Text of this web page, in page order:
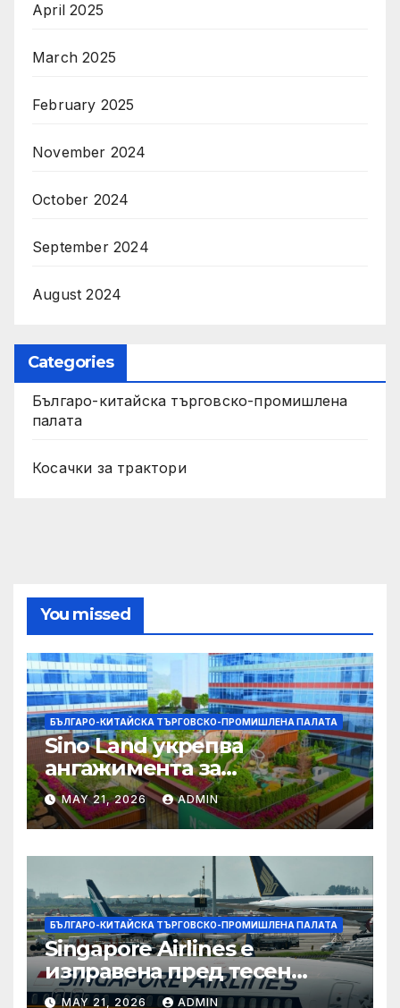
April 2025
March 2025
February 2025
November 2024
October 2024
September 2024
August 2024
Categories
Българо-китайска търговско-промишлена
палата
Косачки за трактори
You missed
БЪЛГАРО-КИТАЙСКА ТЪРГОВСКО-ПРОМИШЛЕНА ПАЛАТА
Sino Land укрепва
ангажимента за
устойчивост с глобално
признание
MAY 21, 2026 ADMIN
БЪЛГАРО-КИТАЙСКА ТЪРГОВСКО-ПРОМИШЛЕНА ПАЛАТА
Singapore Airlines е
изправена пред тесен
прозорец за спечелване на
MAY 21, 2026 ADMIN